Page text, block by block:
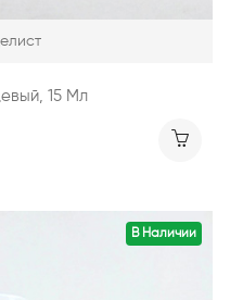
15 Мл
В Наличии